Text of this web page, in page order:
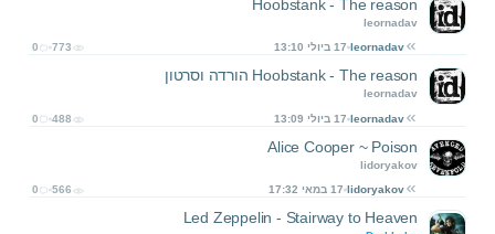
Hoobstank - The reason
leornadav
leornadav 17 ביולי 13:10 0 773
Hoobstank - The reason הורדה וסרטון
leornadav
leornadav 17 ביולי 13:09 0 488
Alice Cooper ~ Poison
lidoryakov
lidoryakov 17 במאי 17:32 0 566
Led Zeppelin - Stairway to Heaven